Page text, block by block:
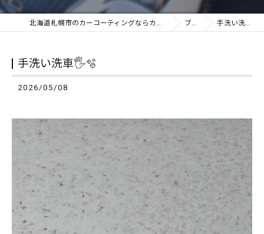
北海道札幌市のカーコーティングならカーケアショップRINNE ブログ 手洗い洗車🖐️🫧
手洗い洗車🖐️🫧
2026/05/08